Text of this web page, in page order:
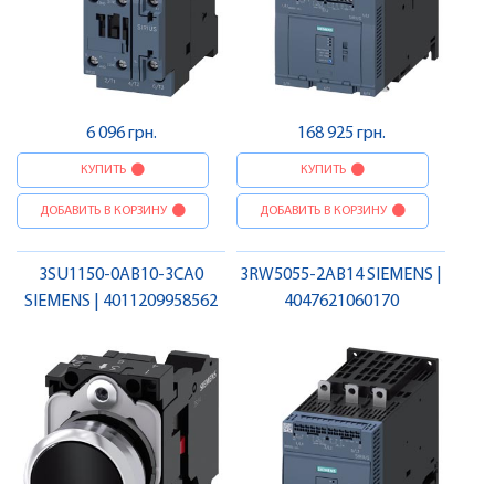
6 096 грн.
КУПИТЬ
ДОБАВИТЬ В КОРЗИНУ
168 925 грн.
КУПИТЬ
ДОБАВИТЬ В КОРЗИНУ
3SU1150-0AB10-3CA0
SIEMENS | 4011209958562
3RW5055-2AB14 SIEMENS |
4047621060170